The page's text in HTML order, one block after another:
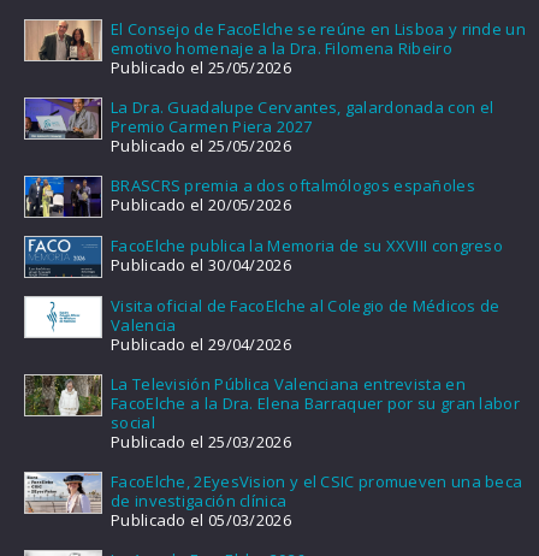
El Consejo de FacoElche se reúne en Lisboa y rinde un
emotivo homenaje a la Dra. Filomena Ribeiro
Publicado el 25/05/2026
La Dra. Guadalupe Cervantes, galardonada con el
Premio Carmen Piera 2027
Publicado el 25/05/2026
BRASCRS premia a dos oftalmólogos españoles
Publicado el 20/05/2026
FacoElche publica la Memoria de su XXVIII congreso
Publicado el 30/04/2026
Visita oficial de FacoElche al Colegio de Médicos de
Valencia
Publicado el 29/04/2026
La Televisión Pública Valenciana entrevista en
FacoElche a la Dra. Elena Barraquer por su gran labor
social
Publicado el 25/03/2026
FacoElche, 2EyesVision y el CSIC promueven una beca
de investigación clínica
Publicado el 05/03/2026